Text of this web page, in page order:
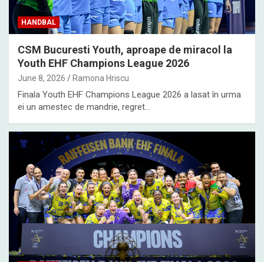
HANDBAL
CSM Bucuresti Youth, aproape de miracol la
Youth EHF Champions League 2026
June 8, 2026 Ramona Hriscu
Finala Youth EHF Champions League 2026 a lasat în urma
ei un amestec de mandrie, regret…